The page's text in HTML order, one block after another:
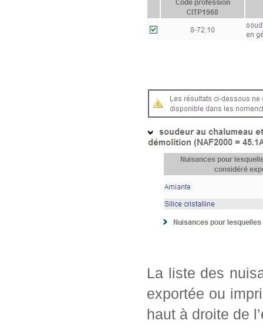
La liste des
exportée ou
haut à droite de